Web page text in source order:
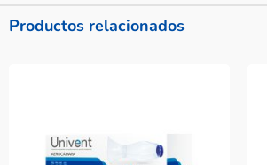
Productos relacionados